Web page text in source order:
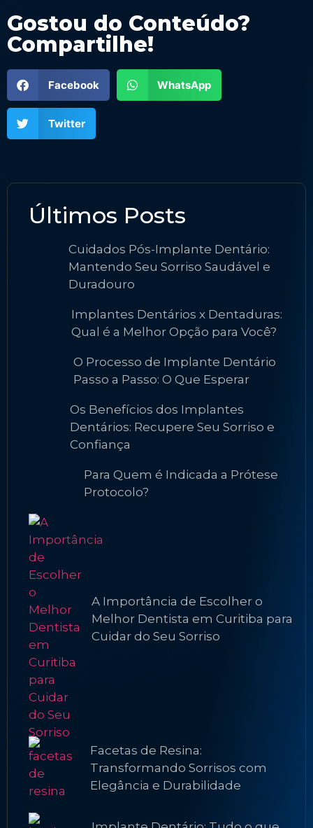
Gostou do Conteúdo?
Compartilhe!
Facebook WhatsApp
Twitter
Últimos Posts
Cuidados Pós-Implante Dentário:
Mantendo Seu Sorriso Saudável e
Duradouro
Implantes Dentários x Dentaduras:
Qual é a Melhor Opção para Você?
O Processo de Implante Dentário
Passo a Passo: O Que Esperar
Os Benefícios dos Implantes
Dentários: Recupere Seu Sorriso e
Confiança
Para Quem é Indicada a Prótese
Protocolo?
A Importância de Escolher o
Melhor Dentista em Curitiba para
Cuidar do Seu Sorriso
Facetas de Resina:
Transformando Sorrisos com
Elegância e Durabilidade